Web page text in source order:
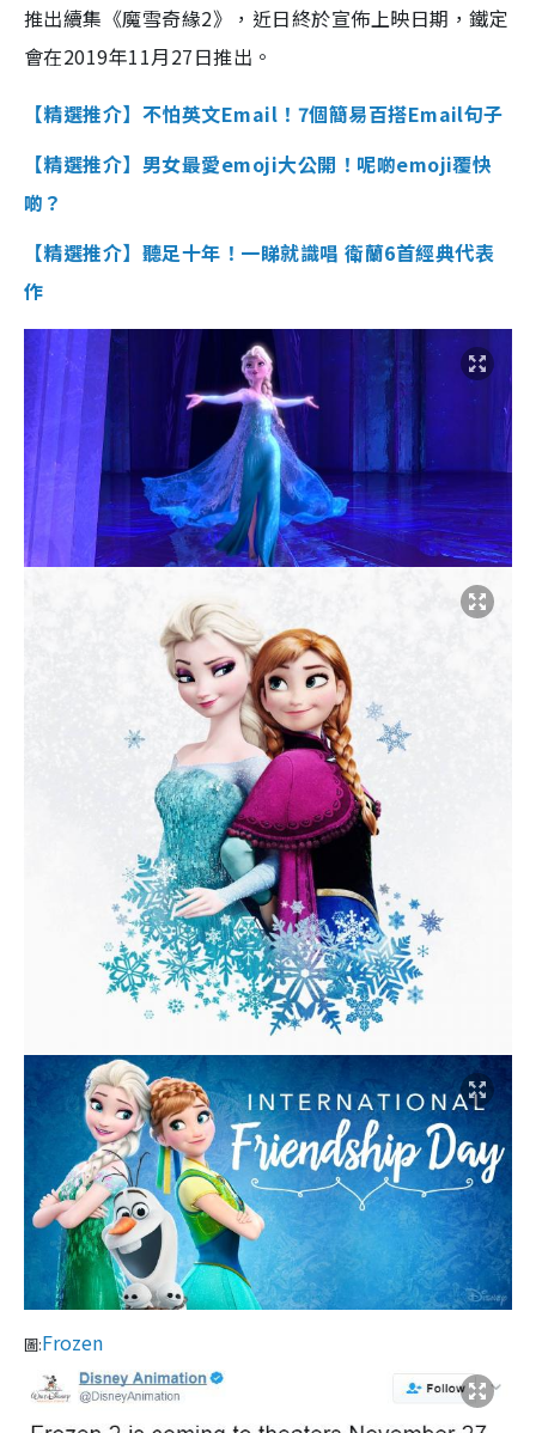
推出續集《魔雪奇緣2》，近日終於宣佈上映日期，鐵定
會在2019年11月27日推出。
【精選推介】不怕英文Email！7個簡易百搭Email句子
【精選推介】男女最愛emoji大公開！呢啲emoji覆快
啲？
【精選推介】聽足十年！一睇就識唱 衛蘭6首經典代表
作
圖:Frozen